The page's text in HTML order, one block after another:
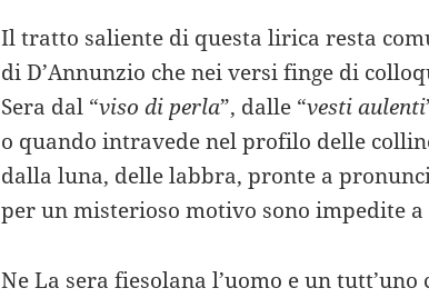
Il tratto saliente di questa lirica resta
di D’Annunzio che nei versi finge di
Sera dal “viso di perla”, dalle “vesti aulenti
o quando intravede nel profilo delle
dalla luna, delle labbra, pronte a
per un misterioso motivo sono impedite a
Ne La sera fiesolana l’uomo e un